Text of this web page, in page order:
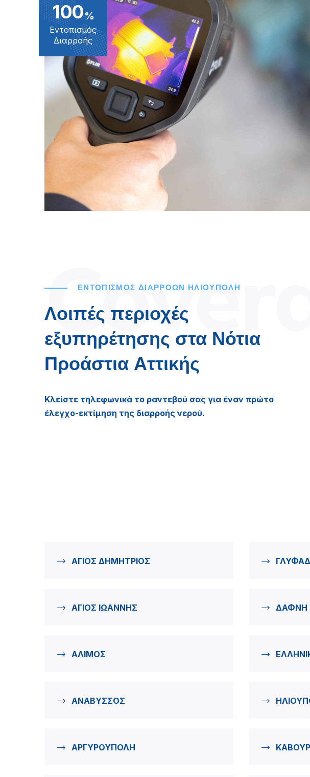
100%
Εντοπισμός
Διαρροής
ΕΝΤΟΠΙΣΜΟΣ ΔΙΑΡΡΟΩΝ ΗΛΙΟΥΠΟΛΗ
Λοιπές περιοχές
εξυπηρέτησης στα Νότια
Προάστια Αττικής
Κλείστε τηλεφωνικά το ραντεβού σας για έναν πρώτο
έλεγχο-εκτίμηση της διαρροής νερού.
ΑΓΙΟΣ ΔΗΜΗΤΡΙΟΣ
ΑΓΙΟΣ ΙΩΑΝΝΗΣ
ΑΛΙΜΟΣ
ΑΝΑΒΥΣΣΟΣ
ΑΡΓΥΡΟΥΠΟΛΗ
ΔΑΦΝΗ